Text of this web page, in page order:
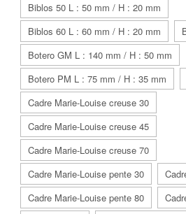
Biblos 50 L : 50 mm / H : 20 mm
Biblos 60 L : 60 mm / H : 20 mm
Botero GM L : 140 mm / H : 50 mm
Botero PM L : 75 mm / H : 35 mm
Cadre Marie-Louise creuse 30
Cadre Marie-Louise creuse 45
Cadre Marie-Louise creuse 70
Cadre Marie-Louise pente 30
Cadre Marie-Louise pente 80